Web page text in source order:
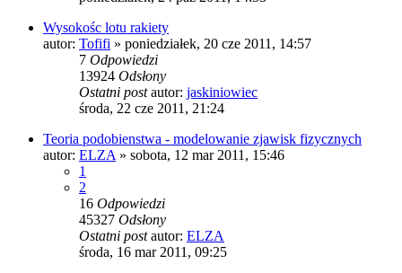
Wysokośc lotu rakiety
autor: Tofifi » poniedziałek, 20 cze 2011, 14:57
7 Odpowiedzi
13924 Odsłony
Ostatni postautor: jaskiniowiec
środa, 22 cze 2011, 21:24
Teoria podobienstwa - modelowanie zjawisk fizycznych
autor: ELZA » sobota, 12 mar 2011, 15:46
1
2
16 Odpowiedzi
45327 Odsłony
Ostatni postautor: ELZA
środa, 16 mar 2011, 09:25